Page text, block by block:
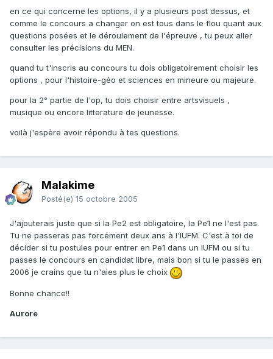
en ce qui concerne les options, il y a plusieurs post dessus, et
comme le concours a changer on est tous dans le flou quant aux
questions posées et le déroulement de l'épreuve , tu peux aller
consulter les précisions du MEN.
quand tu t'inscris au concours tu dois obligatoirement choisir les
options , pour l'histoire-géo et sciences en mineure ou majeure.
pour la 2° partie de l'op, tu dois choisir entre artsvisuels ,
musique ou encore litterature de jeunesse.
voilà j'espère avoir répondu à tes questions.
Malakime
Posté(e) 15 octobre 2005
J'ajouterais juste que si la Pe2 est obligatoire, la Pe1 ne l'est pas.
Tu ne passeras pas forcément deux ans à l'IUFM. C'est à toi de
décider si tu postules pour entrer en Pe1 dans un IUFM ou si tu
passes le concours en candidat libre, mais bon si tu le passes en
2006 je crains que tu n'aies plus le choix
Bonne chance!!
Aurore